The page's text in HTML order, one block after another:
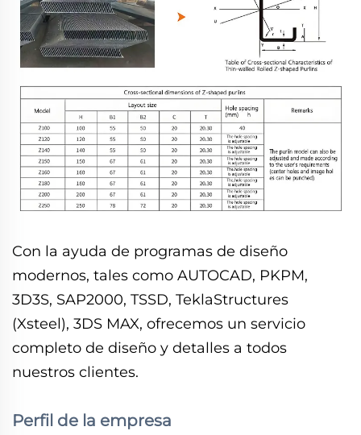
Con la ayuda de programas de diseño
modernos, tales como AUTOCAD, PKPM,
3D3S, SAP2000, TSSD, TeklaStructures
(Xsteel), 3DS MAX, ofrecemos un servicio
completo de diseño y detalles a todos
nuestros clientes.
Perfil de la empresa